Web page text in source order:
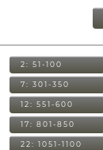
2: 51-100
7: 301-350
12: 551-600
17: 801-850
22: 1051-1100